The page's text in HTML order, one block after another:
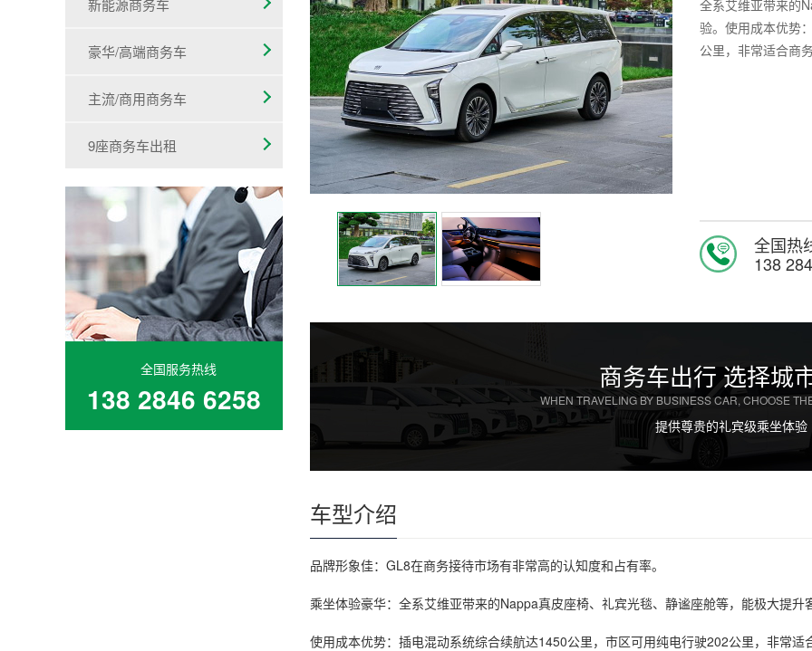
新能源商务车
豪华/高端商务车
主流/商用商务车
9座商务车出租
全国服务热线
138 2846 6258
全系艾维亚带来的
验。使用成本优势
公里，非常适合商
全国热
138
商务车出行 选择城
WHEN TRAVELING BY BUSINESS CAR, CHOOSE
提供尊贵的礼宾级乘坐体验
车型介绍
品牌形象佳：GL8在商务接待市场有非常高的认知度和占有率。
乘坐体验豪华：全系艾维亚带来的Nappa真皮座椅、礼宾光毯、静谧座舱等，能极大提升
使用成本优势：插电混动系统综合续航达1450公里，市区可用纯电行驶202公里，非常